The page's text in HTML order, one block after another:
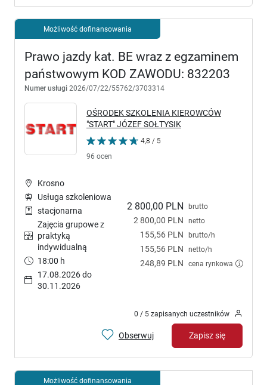
Możliwość dofinansowania
Prawo jazdy kat. BE wraz z egzaminem
państwowym KOD ZAWODU: 832203
Numer usługi 2026/07/22/55762/3703314
OŚRODEK SZKOLENIA KIEROWCÓW
"START" JÓZEF SOŁTYSIK
4,8 / 5
96 ocen
2 800,00 PLN brutto
2 800,00 PLN netto
155,56 PLN brutto/h
155,56 PLN netto/h
248,89 PLN cena rynkowa
Krosno
Usługa szkoleniowa
stacjonarna
Zajęcia grupowe z
praktyką
indywidualną
18:00 h
17.08.2026 do
30.11.2026
0 / 5 zapisanych uczestników
Obserwuj Zapisz się
Możliwość dofinansowania